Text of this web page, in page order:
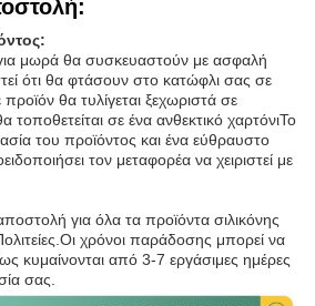
μωρά θα συσκευαστούν με ασφαλή
ότι θα φτάσουν στο κατώφλι σας σε
θα τυλίγεται ξεχωριστά σε
τοποθετείται σε ένα ανθεκτικό χαρτόνιΤο
του προϊόντος και ένα εύθραυστο
τον μεταφορέα να χειριστεί με
για όλα τα προϊόντα σιλικόνης
χρόνοι παράδοσης μπορεί να
κυμαίνονται από 3-7 εργάσιμες ημέρες
σας.